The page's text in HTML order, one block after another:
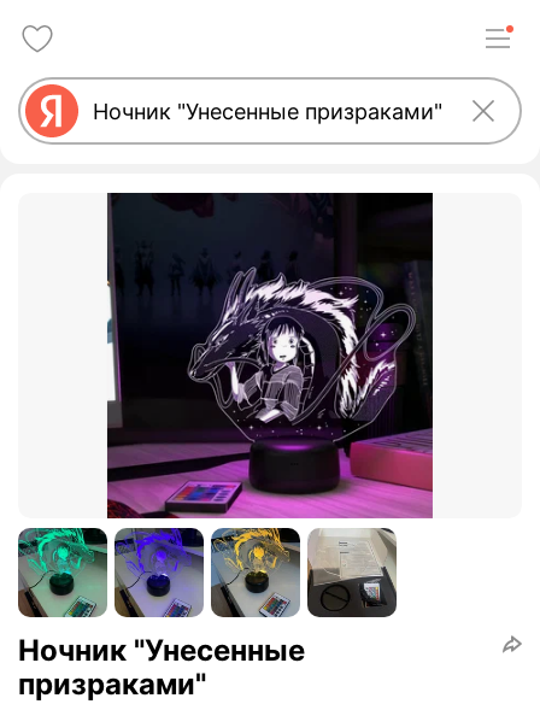
Ночник "Унесенные
призраками"